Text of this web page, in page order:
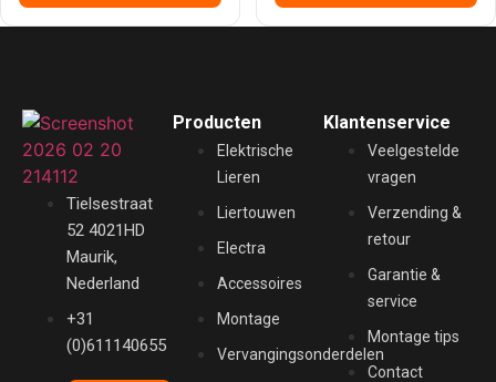
Tielsestraat
52 4021HD
Maurik,
Nederland
+31
(0)611140655
Producten
Elektrische
Lieren
Liertouwen
Electra
Accessoires
Montage
Vervangingsonderdelen
Klantenservice
Veelgestelde
vragen
Verzending &
retour
Garantie &
service
Montage tips
Contact